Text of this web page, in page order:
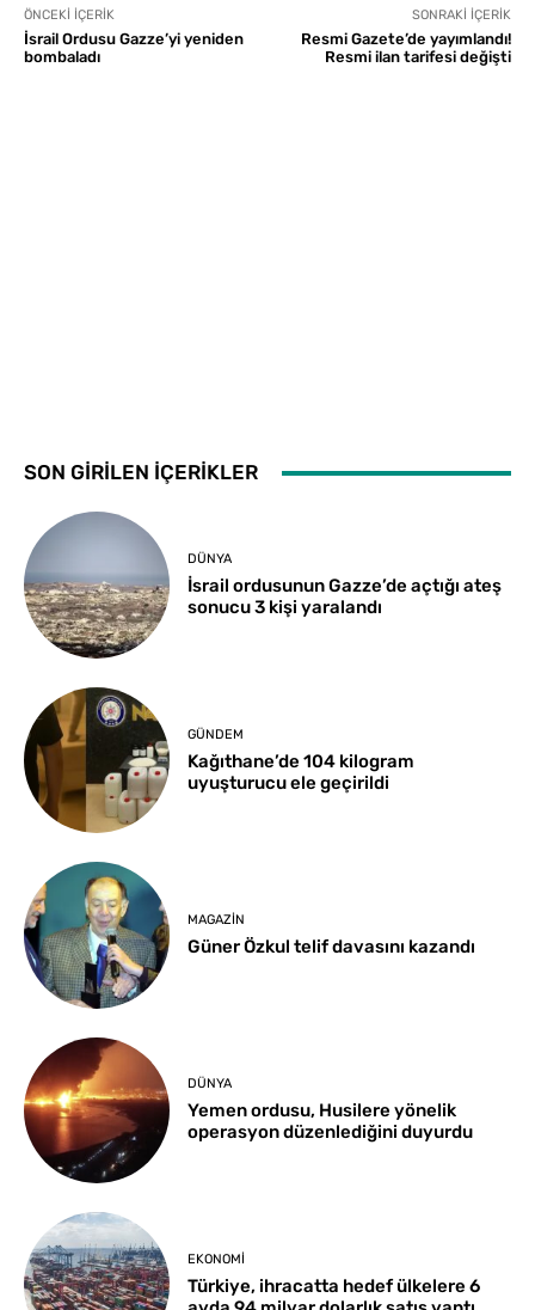
ÖNCEKI İÇERIK
İsrail Ordusu Gazze’yi yeniden
bombaladı
SONRAKI İÇERIK
Resmi Gazete’de yayımlandı!
Resmi ilan tarifesi değişti
SON GİRİLEN İÇERİKLER
DÜNYA
İsrail ordusunun Gazze’de açtığı ateş
sonucu 3 kişi yaralandı
GÜNDEM
Kağıthane’de 104 kilogram
uyuşturucu ele geçirildi
MAGAZIN
Güner Özkul telif davasını kazandı
DÜNYA
Yemen ordusu, Husilere yönelik
operasyon düzenlediğini duyurdu
EKONOMI
Türkiye, ihracatta hedef ülkelere 6